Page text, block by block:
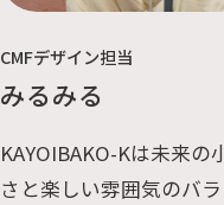
CMFデザイン担当
みるみる
KAYOIBAKO-Kは未来
さと楽しい雰囲気のバ